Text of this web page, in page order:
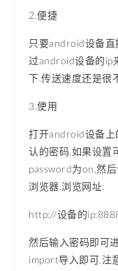
2.便捷
只要android设备直
过android设备的ip
下.传送速度还是很
3.使用
打开android设备
认的密码,如果设置
password为on,然
浏览器,浏览网址:
http://设备的
然后输入密码即可
import导入即可.注